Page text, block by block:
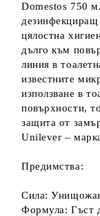
Domestos 750
дезинфекциращ
цялостна
дълго към
линия в
известните
използване в
повърхности,
защита от
Unilever –
Предимства:
Сила:
Формула: Гъст